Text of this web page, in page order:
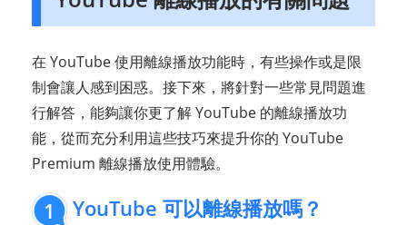
在 YouTube 使用離線播放功能時，有些操作或是限
制會讓人感到困惑。接下來，將針對一些常見問題進
行解答，能夠讓你更了解 YouTube 的離線播放功
能，從而充分利用這些技巧來提升你的 YouTube
Premium 離線播放使用體驗。
1 YouTube 可以離線播放嗎？